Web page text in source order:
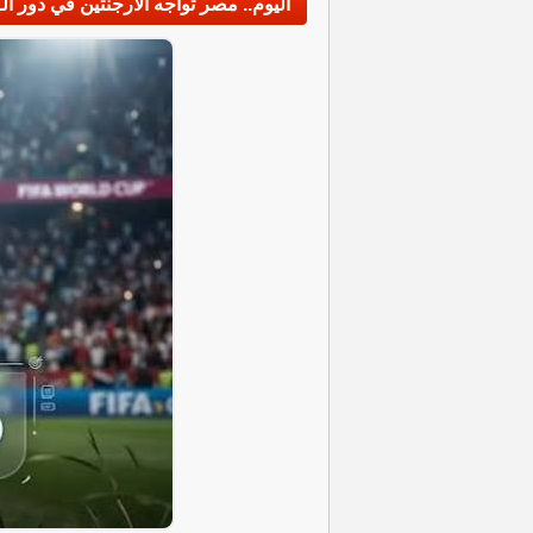
اليوم.. مصر تواجه الأرجنتين في دور الـ 16 من